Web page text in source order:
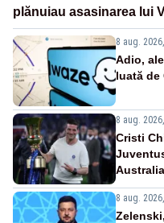
plănuiau asasinarea lui
8 aug.
Adio,
luată de
8 aug.
Cristi
Australia
8 aug.